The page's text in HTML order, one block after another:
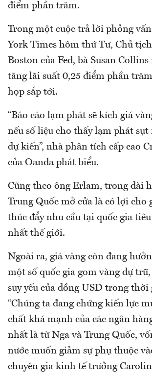
điểm phần trăm.
Trong một cuộc trả lời phỏng
York Times hôm thứ Tư, Chủ
Boston của Fed, bà Susan
tăng lãi suất 0,25 điểm phần
họp sắp tới.
“Báo cáo lạm phát sẽ kích giá
nếu số liệu cho thấy lạm phát
dự kiến”, nhà phân tích cấp cao
của Oanda phát biểu.
Cũng theo ông Erlam, trong dài
Trung Quốc mở cửa là có lợi cho
thúc đẩy nhu cầu tại quốc gia
nhất thế giới.
Ngoài ra, giá vàng còn đang
một số quốc gia gom vàng dự
suy yếu của đồng USD trong thời
“Chúng ta đang chứng kiến lực
chất khá mạnh của các ngân
nhất là từ Nga và Trung Quốc,
nước muốn giảm sự phụ thuộc
chuyên gia kinh tế trưởng